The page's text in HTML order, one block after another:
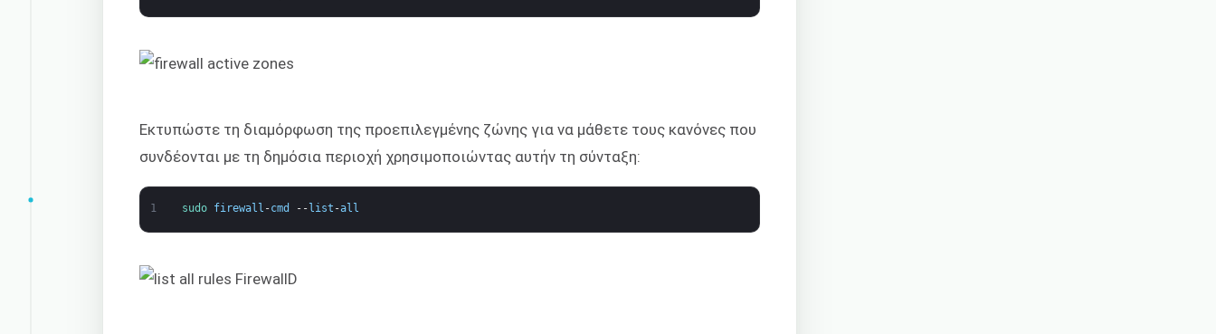
Εκτυπώστε τη διαμόρφωση της προεπιλεγμένης ζώνης για να μάθετε τους κανόνες που
συνδέονται με τη δημόσια περιοχή χρησιμοποιώντας αυτήν τη σύνταξη:
1 sudo firewall -cmd -- list -all